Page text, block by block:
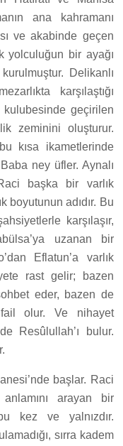
ana kahramanı
ve akabinde geçen
yolculuğun bir ayağı
Delikanlı
karşılaştığı
kulubesinde geçirilen
zeminini oluşturur.
kısa ikametlerinde
ney üfler. Aynalı
başka bir varlık
boyutunun adıdır. Bu
karşılaşır,
uzanan bir
Eflatun’a varlık
rast gelir; bazen
eder, bazen de
fail olur. Ve nihayet
Resûlullah’ı bulur.
başlar. Raci
anlamını arayan bir
kez ve yalnızdır.
sırra kadem